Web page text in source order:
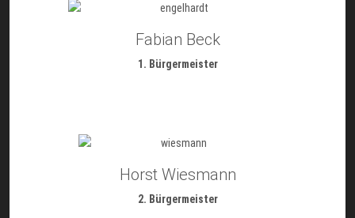
Fabian Beck
1. Bürgermeister
Horst Wiesmann
2. Bürgermeister